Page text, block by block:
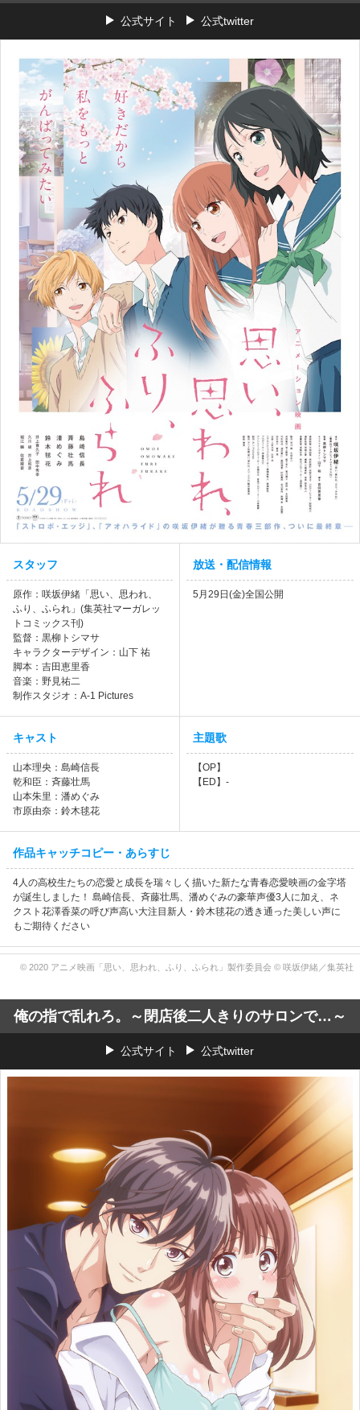
公式サイト 公式twitter
スタッフ
原作：咲坂伊緒「思い、思われ、
ふり、ふられ」(集英社マーガレッ
トコミックス刊)
監督：黒柳トシマサ
キャラクターデザイン：山下 祐
脚本：吉田恵里香
音楽：野見祐二
制作スタジオ：A-1 Pictures
放送・配信情報
5月29日(金)全国公開
キャスト
山本理央：島崎信長
乾和臣：斉藤壮馬
山本朱里：潘めぐみ
市原由奈：鈴木毬花
主題歌
【OP】
【ED】-
作品キャッチコピー・あらすじ
4人の高校生たちの恋愛と成長を瑞々しく描いた新たな青春恋愛映画の金字塔
が誕生しました！ 島崎信長、斉藤壮馬、潘めぐみの豪華声優3人に加え、ネ
クスト花澤香菜の呼び声高い大注目新人・鈴木毬花の透き通った美しい声に
もご期待ください
© 2020 アニメ映画「思い、思われ、ふり、ふられ」製作委員会 © 咲坂伊緒／集英社
俺の指で乱れろ。～閉店後二人きりのサロンで…～
公式サイト 公式twitter